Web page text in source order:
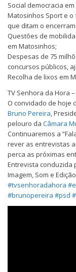
Social democracia
Matosinhos Sport e o
que ditam o
Questões de
em Matosinhos;
Despesas de 75
concursos públicos,
Recolha de lixos em
TV Senhora da Hora –
O convidado de hoje
Bruno Pereira,
pelouro da Câmara
Continuaremos a
rever as entrevistas
perca as próximas
Entrevista conduzida
Imagem, Som e
#tvsenhoradahora #
#brunopereira #psd #